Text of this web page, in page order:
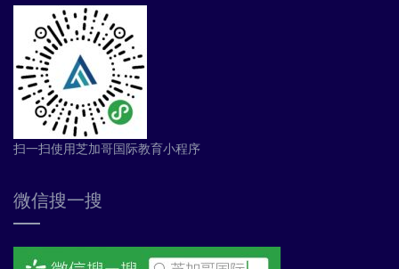
扫一扫使用芝加哥国际教育小程序
微信搜一搜